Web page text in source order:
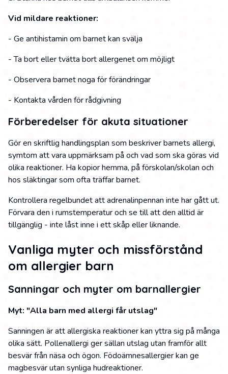
Vid mildare reaktioner:
- Ge antihistamin om barnet kan svälja
- Ta bort eller tvätta bort allergenet om möjligt
- Observera barnet noga för förändringar
- Kontakta vården för rådgivning
Förberedelser för akuta situationer
Gör en skriftlig handlingsplan som beskriver barnets allergi,
symtom att vara uppmärksam på och vad som ska göras vid
olika reaktioner. Ha kopior hemma, på förskolan/skolan och
hos släktingar som ofta träffar barnet.
Kontrollera regelbundet att adrenalinpennan inte har gått ut.
Förvara den i rumstemperatur och se till att den alltid är
tillgänglig - inte låst inne i ett skåp eller liknande.
Vanliga myter och missförstånd
om allergier barn
Sanningar och myter om barnallergier
Myt: "Alla barn med allergi får utslag"
Sanningen är att allergiska reaktioner kan yttra sig på många
olika sätt. Pollenallergi ger sällan utslag utan framför allt
besvär från näsa och ögon. Födoämnesallergier kan ge
magbesvär utan synliga hudreaktioner.